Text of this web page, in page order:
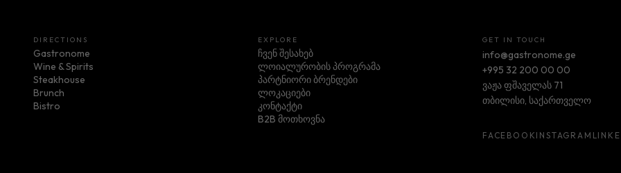
DIRECTIONS
Gastronome
Wine & Spirits
Steakhouse
Brunch
Bistro
EXPLORE
ჩვენ შესახებ
ლოიალურობის პროგრამა
პარტნიორი ბრენდები
ლოკაციები
კონტაქტი
B2B მოთხოვნა
GET IN TOUCH
info@gastronome.ge
+995 32 200 00 00
ვაჟა ფშაველას 71
თბილისი, საქართველო
FACEBOOK INSTAGRAM